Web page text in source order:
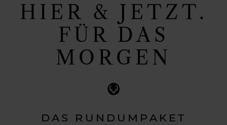
HIER & JETZT.
FÜR DAS
MORGEN
DAS RUNDUMPAKET